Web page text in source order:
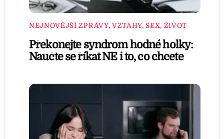
NEJNOVĚJŠÍ ZPRÁVY, VZTAHY, SEX, ŽIVOT
Překonejte syndrom hodné holky:
Naučte se říkat NE i to, co chcete